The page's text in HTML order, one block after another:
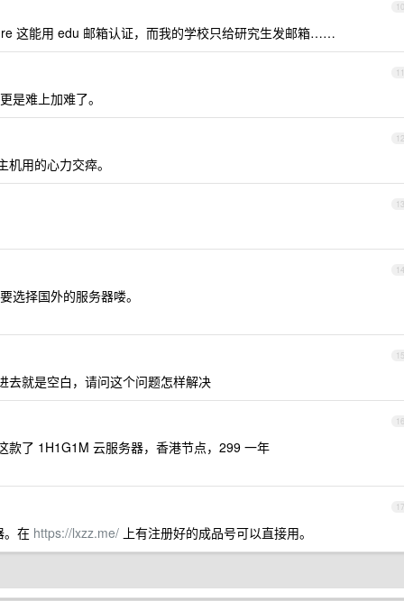
10
这能用 edu 邮箱认证，而我的学校只给研究生发邮箱……
11
是难上加难了。
12
用的心力交瘁。
13
14
选择国外的服务器喽。
15
去就是空白，请问这个问题怎样解决
16
款了 1H1G1M 云服务器，香港节点，299 一年
17
。在 https://lxzz.me/ 上有注册好的成品号可以直接用。